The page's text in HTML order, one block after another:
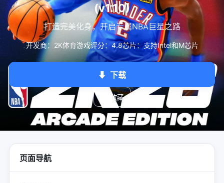
(v1.10)
打造完美化身，开启专属NBA巨星之路
开发商：2K体育游戏评分：4.8芯片：支持Intel和M芯片
⬇ 下载
收藏
页面导航